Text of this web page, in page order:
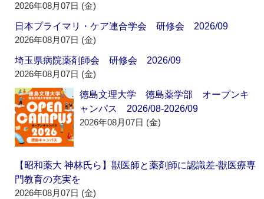
2026年08月07日 (金)
日本プライマリ・ケア連合学会 研修会 2026/09
2026年08月07日 (金)
埼玉県病院薬剤師会 研修会 2026/09
2026年08月07日 (金)
徳島文理大学 徳島薬学部 オープンキ
ャンパス 2026/08-2026/09
2026年08月07日 (金)
【昭和薬大 神林氏ら】獣医師と薬剤師に認識差‐獣医療専
門教育の充実を
2026年08月07日 (金)